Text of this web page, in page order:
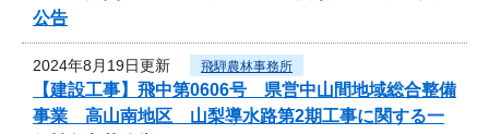
公告
2024年8月19日更新 飛騨農林事務所
【建設工事】飛中第0606号 県営中山間地域総合整備
事業 高山南地区 山梨導水路第2期工事に関する一